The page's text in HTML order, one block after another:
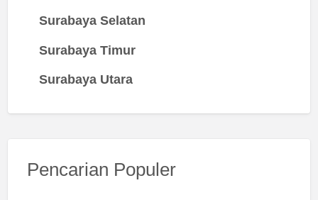
Surabaya Selatan
Surabaya Timur
Surabaya Utara
Pencarian Populer